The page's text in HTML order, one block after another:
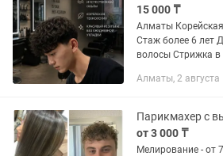
15 000 ₸
Алматы
Стаж более 6 лет Даже На
волосы Стрижка в
Медеуский,
в...
Алматы, 2 августа
Парикмахер с
от 3 000 ₸
Мелирование - от